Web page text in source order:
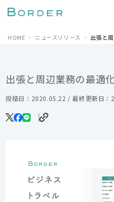
HOME ニュースリリース 出張と
出張と周辺業務の最適
投稿日：2020.05.22 / 最終更新日：